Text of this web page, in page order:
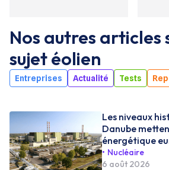
Nos autres articles
sujetéolien
Entreprises Actualité Tests
Les niveaux
Danube
énergétique
Nucléaire
6 août 2026